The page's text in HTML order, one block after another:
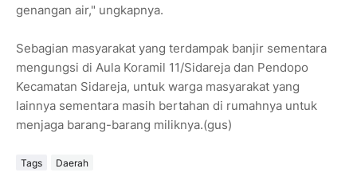
genangan air," ungkapnya.
Sebagian masyarakat yang terdampak banjir sementara
mengungsi di Aula Koramil 11/Sidareja dan Pendopo
Kecamatan Sidareja, untuk warga masyarakat yang
lainnya sementara masih bertahan di rumahnya untuk
menjaga barang-barang miliknya.(gus)
Tags Daerah